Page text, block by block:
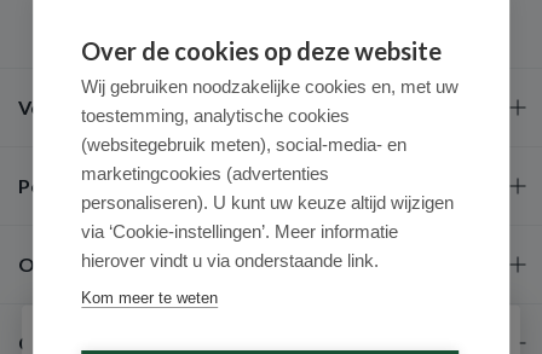
Veel gestelde vragen
Populaire merken
Over ons
Contact
Over de cookies op deze website
Wij gebruiken noodzakelijke cookies en, met uw
toestemming, analytische cookies
(websitegebruik meten), social-media- en
marketingcookies (advertenties
personaliseren). U kunt uw keuze altijd wijzigen
via ‘Cookie-instellingen’. Meer informatie
hierover vindt u via onderstaande link.
Kom meer te weten